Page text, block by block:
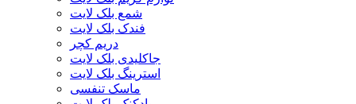
شمع بلک لایت
فندک بلک لایت
دریم کچر
جاکلیدی بلک لایت
استرینگ بلک لایت
ماسک تنفسی